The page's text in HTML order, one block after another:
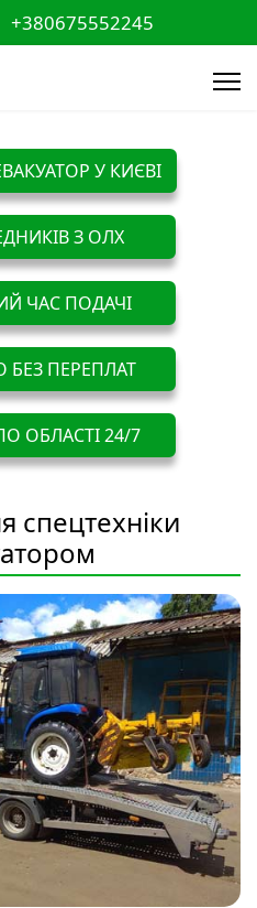
+380675552245
У КИЄВІ
З ОЛХ
ЧАС ПОДАЧІ
ПЕРЕПЛАТ
ОБЛАСТІ 24/7
спецтехніки